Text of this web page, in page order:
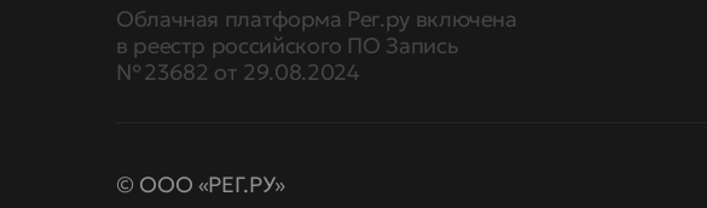
Облачная платформа Рег.ру включена
в реестр российского ПО Запись
№ 23682 от 29.08.2024
© ООО «РЕГ.РУ»